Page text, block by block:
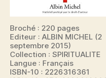
Broché : 220 pages
Editeur : ALBIN MICHEL (2
septembre 2015)
Collection : SPIRITUALITE
Langue : Français
ISBN-10 : 2226316361